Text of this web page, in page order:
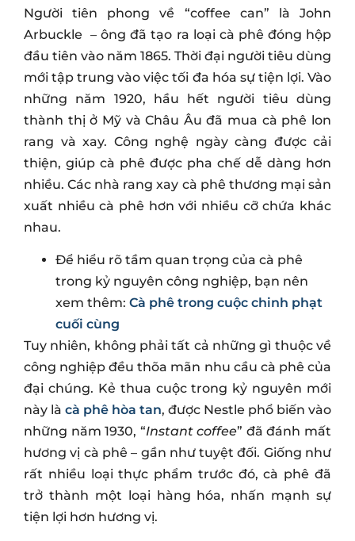
Người tiên phong về “coffee can” là John
Arbuckle – ông đã tạo ra loại cà phê đóng hộp
đầu tiên vào năm 1865. Thời đại người tiêu dùng
mới tập trung vào việc tối đa hóa sự tiện lợi. Vào
những năm 1920, hầu hết người tiêu dùng
thành thị ở Mỹ và Châu Âu đã mua cà phê lon
rang và xay. Công nghệ ngày càng được cải
thiện, giúp cà phê được pha chế dễ dàng hơn
nhiều. Các nhà rang xay cà phê thương mại sản
xuất nhiều cà phê hơn với nhiều cỡ chứa khác
nhau.
Để hiểu rõ tầm quan trọng của cà phê
trong kỷ nguyên công nghiệp, bạn nên
xem thêm: Cà phê trong cuộc chinh phạt
cuối cùng
Tuy nhiên, không phải tất cả những gì thuộc về
công nghiệp đều thõa mãn nhu cầu cà phê của
đại chúng. Kẻ thua cuộc trong kỷ nguyên mới
này là cà phê hòa tan, được Nestle phổ biến vào
những năm 1930, “Instant coffee” đã đánh mất
hương vị cà phê – gần như tuyệt đối. Giống như
rất nhiều loại thực phẩm trước đó, cà phê đã
trở thành một loại hàng hóa, nhấn mạnh sự
tiện lợi hơn hương vị.